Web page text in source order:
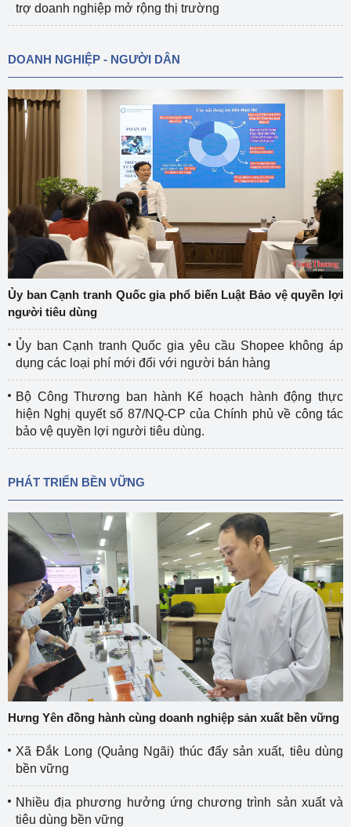
trợ doanh nghiệp mở rộng thị trường
DOANH NGHIỆP - NGƯỜI DÂN
Ủy ban Cạnh tranh Quốc gia phổ biến Luật Bảo vệ quyền lợi
người tiêu dùng
Ủy ban Cạnh tranh Quốc gia yêu cầu Shopee không áp
dụng các loại phí mới đối với người bán hàng
Bộ Công Thương ban hành Kế hoạch hành động thực
hiện Nghị quyết số 87/NQ-CP của Chính phủ về công tác
bảo vệ quyền lợi người tiêu dùng.
PHÁT TRIỂN BỀN VỮNG
Hưng Yên đồng hành cùng doanh nghiệp sản xuất bền vững
Xã Đắk Long (Quảng Ngãi) thúc đẩy sản xuất, tiêu dùng
bền vững
Nhiều địa phương hưởng ứng chương trình sản xuất và
tiêu dùng bền vững